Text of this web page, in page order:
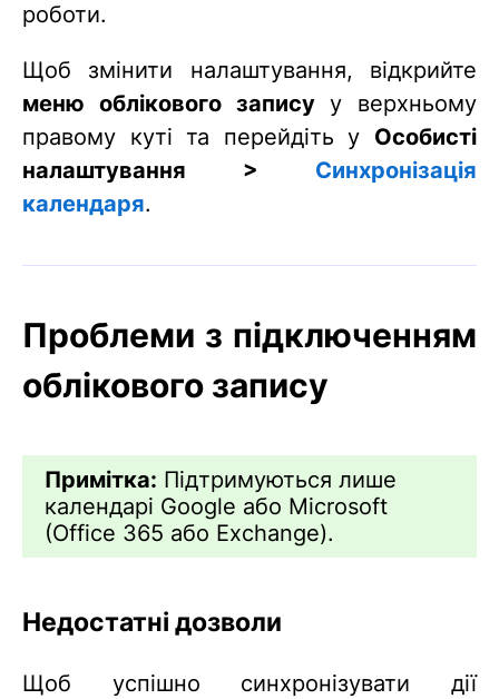
роботи.
Щоб змінити налаштування, відкрийте
меню облікового записуу верхньому
правому куті та перейдіть у Особисті
налаштування > Синхронізація
календаря.
Проблеми з підключенням
облікового запису
Примітка: Підтримуються лише
календарі Google або Microsoft
(Office 365 або Exchange).
Недостатні дозволи
Щоб успішно синхронізувати дії